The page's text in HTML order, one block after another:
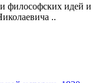
философских идей и
..